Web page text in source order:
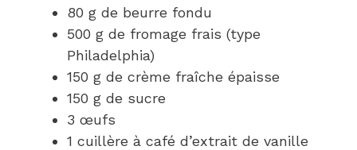
80 g de beurre fondu
500 g de fromage frais (type
Philadelphia)
150 g de crème fraîche épaisse
150 g de sucre
3 œufs
1 cuillère à café d’extrait de vanille